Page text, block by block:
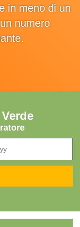
in meno di un
numero